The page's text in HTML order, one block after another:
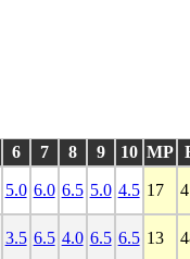
6 7 8 9 10 MP
5.0 6.0 6.5 5.0 4.5 17
3.5 6.5 4.0 6.5 6.5 13